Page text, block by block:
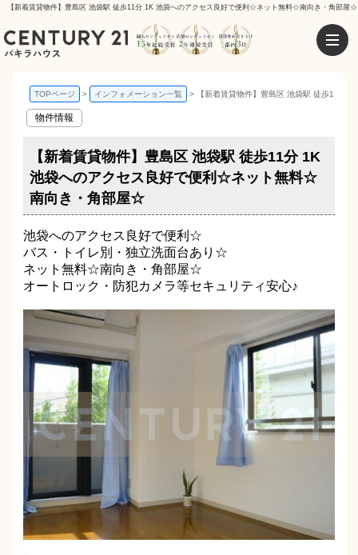
【新着賃貸物件】豊島区 池袋駅 徒歩11分 1K 池袋へのアクセス良好で便利☆ネット無料☆南向き・角部屋
TOPページ インフォメーション一覧 【新着賃貸物件】豊島区 池袋駅 徒歩11
物件情報
【新着賃貸物件】豊島区 池袋駅 徒歩11分 1K
池袋へのアクセス良好で便利☆ネット無料☆
南向き・角部屋☆
池袋へのアクセス良好で便利☆
バス・トイレ別・独立洗面台あり☆
ネット無料☆南向き・角部屋☆
オートロック・防犯カメラ等セキュリティ安心♪